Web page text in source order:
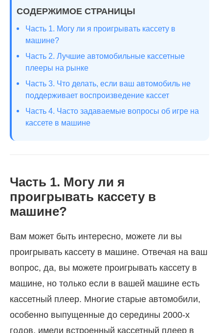
СОДЕРЖИМОЕ СТРАНИЦЫ
Часть 1. Могу ли я проигрывать кассету в
машине?
Часть 2. Лучшие автомобильные кассетные
плееры на рынке
Часть 3. Что делать, если ваш автомобиль не
поддерживает воспроизведение кассет
Часть 4. Часто задаваемые вопросы об игре на
кассете в машине
Часть 1. Могу ли я
проигрывать кассету в
машине?
Вам может быть интересно, можете ли вы
проигрывать кассету в машине. Отвечая на ваш
вопрос, да, вы можете проигрывать кассету в
машине, но только если в вашей машине есть
кассетный плеер. Многие старые автомобили,
особенно выпущенные до середины 2000-х
годов, имели встроенный кассетный плеер в